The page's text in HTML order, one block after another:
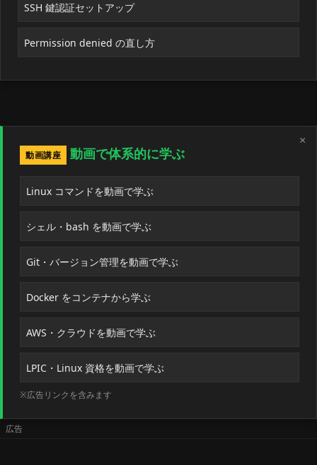
SSH 鍵認証セットアップ
Permission denied の直し方
×
動画講座
動画で体系的に学ぶ
Linux コマンドを動画で学ぶ
シェル・bash を動画で学ぶ
Git・バージョン管理を動画で学ぶ
Docker をコンテナから学ぶ
AWS・クラウドを動画で学ぶ
LPIC・Linux 資格を動画で学ぶ
※広告リンクを含みます